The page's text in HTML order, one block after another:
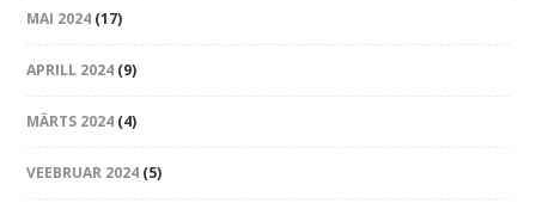
MAI 2024 (17)
APRILL 2024 (9)
MÄRTS 2024 (4)
VEEBRUAR 2024 (5)